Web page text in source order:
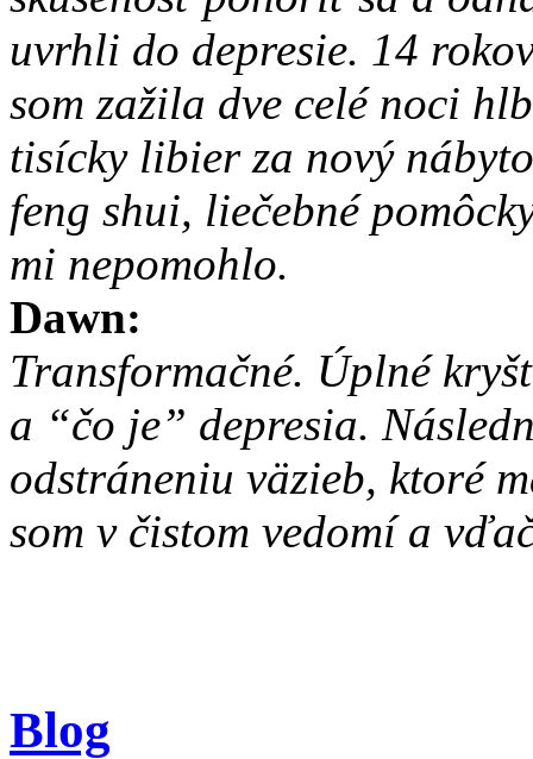
uvrhli do depresie. 14
som zažila dve celé noci
tisícky libier za nový
feng shui, liečebné
mi nepomohlo.
Dawn:
Transformačné. Úplné
a “čo je” depresia.
odstráneniu väzieb, ktoré
som v čistom vedomí a
Blog